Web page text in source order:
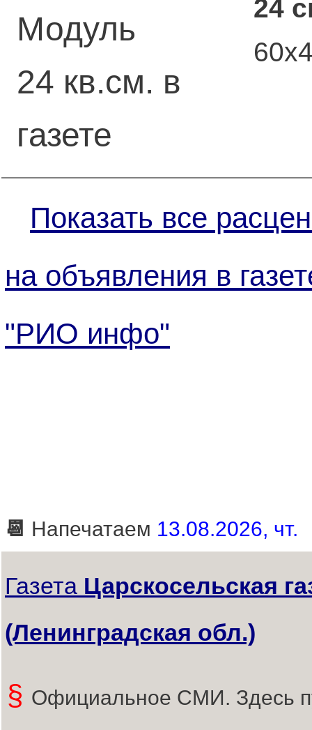
Модуль
24 кв.см. в
газете
24
Показать все
на объявления в
"РИО инфо"
📆 Напечатаем 13.08.2026, чт.
Газета Царскосельская
(Ленинградская обл.)
§ Официальное СМИ. Здесь